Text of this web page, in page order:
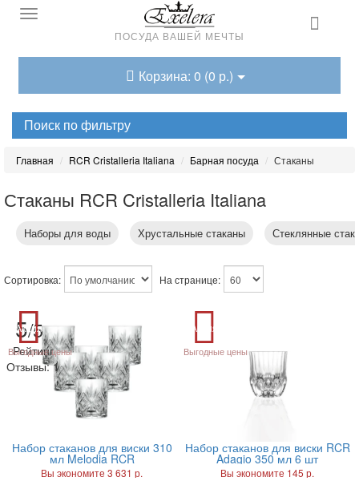
ПОСУДА ВАШЕЙ МЕЧТЫ
Корзина: 0 (0 р.)
Поиск по фильтру
Главная RCR Cristalleria Italiana Барная посуда Стаканы
Стаканы RCR Cristalleria Italiana
Наборы для воды Хрустальные стаканы Стеклянные
Сортировка: На странице:
5/5
Рейтинг
Отзывы:1
Акция
Выгодные цены
Набор стаканов для виски 310
мл Melodia RCR
Вы экономите 3 631 р.
Акция
Выгодные цены
Набор стаканов для виски RCR
Adagio 350 мл 6 шт
Вы экономите 145 р.